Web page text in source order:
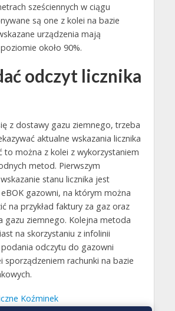
sześciennych w ciągu
są one z kolei na bazie
urządzenia mają
około 90%.
odczyt licznika
z dostawy gazu ziemnego, trzeba
aktualne wskazania licznika
to można z kolei z wykorzystaniem
metod. Pierwszym
stanu licznika jest
gazowni, na którym można
na przykład faktury za gaz oraz
gazu ziemnego. Kolejna metoda
na skorzystaniu z infolinii
odczytu do gazowni
sporządzeniem rachunki na bazie
Koźminek